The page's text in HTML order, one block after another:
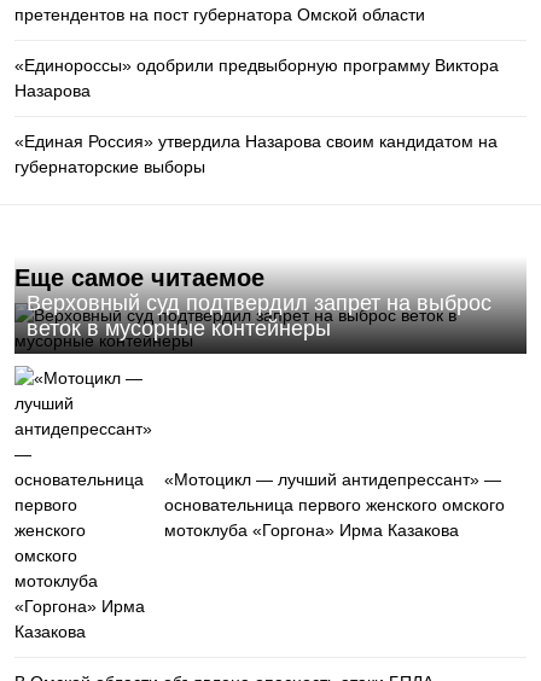
претендентов на пост губернатора Омской области
«Единороссы» одобрили предвыборную программу Виктора
Назарова
«Единая Россия» утвердила Назарова своим кандидатом на
губернаторские выборы
Еще самое читаемое
Верховный суд подтвердил запрет на выброс
веток в мусорные контейнеры
«Мотоцикл — лучший антидепрессант» —
основательница первого женского омского
мотоклуба «Горгона» Ирма Казакова